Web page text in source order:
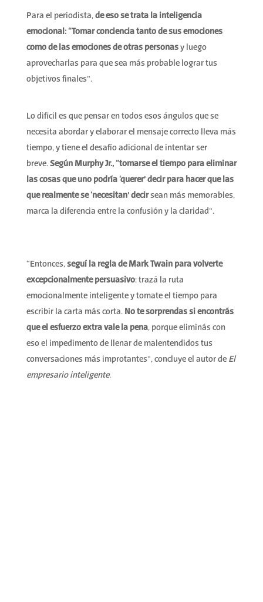
Para el periodista,de eso se trata la inteligencia
emocional: “Tomar conciencia tanto de sus emociones
como de las emociones de otras personasy luego
aprovecharlas para que sea más probable lograr tus
objetivos finales”.
Lo difícil es que pensar en todos esos ángulos que se
necesita abordar y elaborar el mensaje correcto lleva más
tiempo, y tiene el desafío adicional de intentar ser
breve.Según Murphy Jr., “tomarse el tiempo para eliminar
las cosas que uno podría ‘querer’ decir para hacer que las
que realmente se ‘necesitan’ decirsean más memorables,
marca la diferencia entre la confusión y la claridad”.
“Entonces,seguí la regla de Mark Twain para volverte
excepcionalmente persuasivo: trazá la ruta
emocionalmente inteligente y tomate el tiempo para
escribir la carta más corta. No te sorprendas si encontrás
que el esfuerzo extra vale la pena, porque eliminás con
eso el impedimento de llenar de malentendidos tus
conversaciones más improtantes”, concluye el autor de El
empresario inteligente.